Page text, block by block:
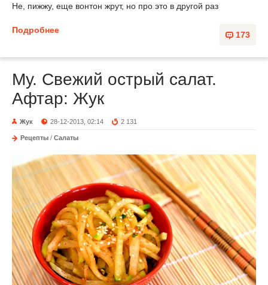
Не, пижжу, еще вонтон жрут, но про это в другой раз
173
Подробнее
Му. Свежий острый салат.
Афтар: Жук
Жук 28-12-2013, 02:14 2 131
Рецепты / Салаты